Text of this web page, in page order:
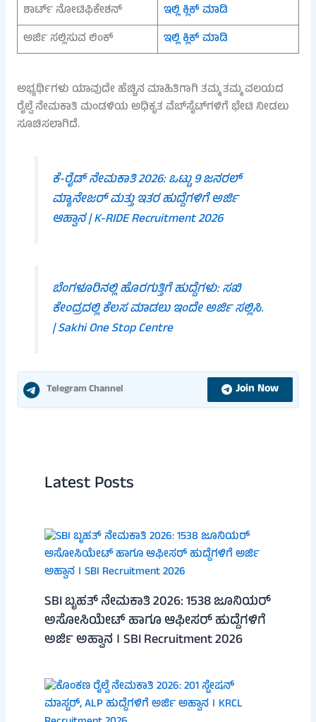
ಶಾರ್ಟ್ ನೋಟಿಫಿಕೇಶನ್
ಇಲ್ಲಿ ಕ್ಲಿಕ್ ಮಾಡಿ
ಅರ್ಜಿ ಸಲ್ಲಿಸುವ ಲಿಂಕ್
ಇಲ್ಲಿ ಕ್ಲಿಕ್ ಮಾಡಿ
ಅಭ್ಯರ್ಥಿಗಳು ಯಾವುದೇ ಹೆಚ್ಚಿನ ಮಾಹಿತಿಗಾಗಿ ತಮ್ಮ ತಮ್ಮ ವಲಯದ
ರೈಲ್ವೆ ನೇಮಕಾತಿ ಮಂಡಳಿಯ ಅಧಿಕೃತ ವೆಬ್‌ಸೈಟ್‌ಗಳಿಗೆ ಭೇಟಿ ನೀಡಲು
ಸೂಚಿಸಲಾಗಿದೆ.
ಕೆ-ರೈಡ್ ನೇಮಕಾತಿ 2026: ಒಟ್ಟು 9 ಜನರಲ್
ಮ್ಯಾನೇಜರ್ ಮತ್ತು ಇತರ ಹುದ್ದೆಗಳಿಗೆ ಅರ್ಜಿ
ಆಹ್ವಾನ | K-RIDE Recruitment 2026
ಬೆಂಗಳೂರಿನಲ್ಲಿ ಹೊರಗುತ್ತಿಗೆ ಹುದ್ದೆಗಳು: ಸಖಿ
ಕೇಂದ್ರದಲ್ಲಿ ಕೆಲಸ ಮಾಡಲು ಇಂದೇ ಅರ್ಜಿ ಸಲ್ಲಿಸಿ.
| Sakhi One Stop Centre
Telegram Channel Join Now
Latest Posts
SBI ಬೃಹತ್ ನೇಮಕಾತಿ 2026: 1538 ಜೂನಿಯರ್
ಅಸೋಸಿಯೇಟ್ ಹಾಗೂ ಆಫೀಸರ್ ಹುದ್ದೆಗಳಿಗೆ
ಅರ್ಜಿ ಅಹ್ವಾನ । SBI Recruitment 2026